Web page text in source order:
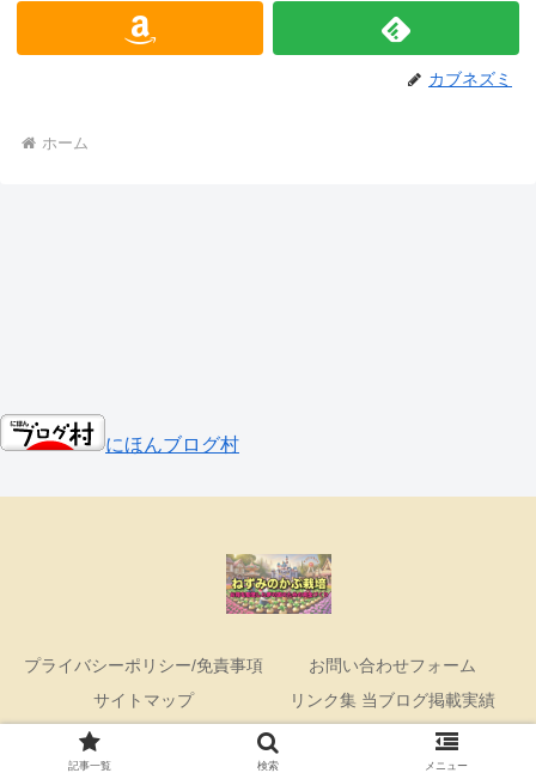
カブネズミ
ホーム
にほんブログ村
プライバシーポリシー/免責事項
お問い合わせフォーム
サイトマップ
リンク集 当ブログ掲載実績
Copyright © 2023-2026 ねずみのかぶ栽培 All Rights Reserved.
記事一覧 検索 メニュー